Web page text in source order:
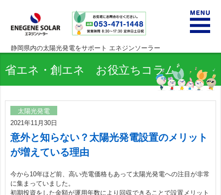
静岡県内の太陽光発電をサポート エネジンソーラー
サービスの特徴
住宅用太陽光発電システム
事業用・産業用太陽光発電システム
設置から運用
省エネ・創エネ お役立ちコラム
太陽光発電
2021年11月30日
意外と知らない？太陽光発電設置のメリット
が増えている理由
今から10年ほど前、高い売電価格もあって太陽光発電への注目が非常
に集まっていました。
初期投資をした金額が運用年数により回収できることで設置メリット